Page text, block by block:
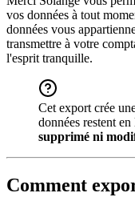
vos données à tout
données vous
transmettre à votre
l'esprit tranquille.
Cet export crée
données restent
supprimé ni
Comment